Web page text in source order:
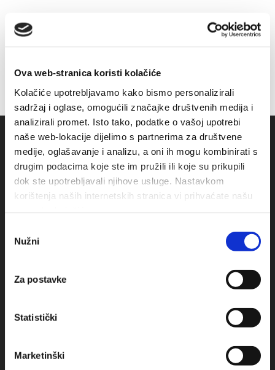
Ova web-stranica koristi kolačiće
Kolačiće upotrebljavamo kako bismo personalizirali
sadržaj i oglase, omogućili značajke društvenih medija i
analizirali promet. Isto tako, podatke o vašoj upotrebi
naše web-lokacije dijelimo s partnerima za društvene
medije, oglašavanje i analizu, a oni ih mogu kombinirati s
drugim podacima koje ste im pružili ili koje su prikupili
dok ste upotrebljavali njihove usluge. Nastavkom
korištenja naših internetskih stranica vi prihvaćate našu
pristanka
Nužni
Za postavke
Statistički
Marketinški
Obala sv. Nikole 31, Baška Voda
info@baskavoda.hr